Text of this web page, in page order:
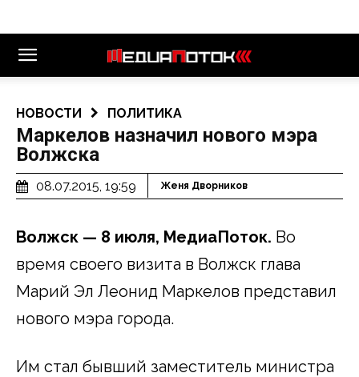
НОВОСТИ ПОЛИТИКА
Маркелов назначил нового мэра
Волжска
08.07.2015, 19:59 Женя Дворников
Волжск — 8 июля, МедиаПоток. Во
время своего визита в Волжск глава
Марий Эл Леонид Маркелов представил
нового мэра города.
Им стал бывший заместитель министра